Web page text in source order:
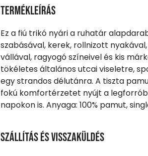
Termékleírás
Ez a fiú trikó nyári a ruhatár
szabásával, kerek, rollnizott
vállával, ragyogó színeivel és kis
tökéletes általános utcai viseletre,
egy strandos délutánra. A tiszta
fokú komfortérzetet nyújt a
napokon is. Anyaga: 100% pamut,
Szállítás és visszaküldés